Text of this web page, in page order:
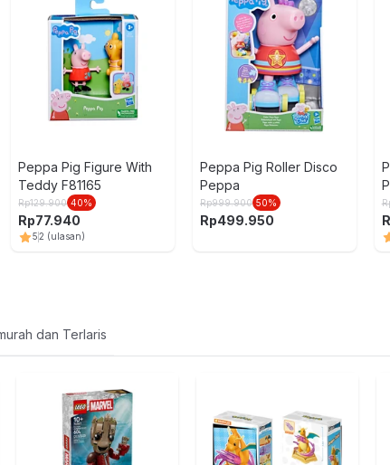
Peppa Pig Figure With
Teddy F81165
Rp129.900 40%
Rp77.940
52 (ulasan)
Peppa Pig Roller Disco
Peppa
Rp999.900 50%
Rp499.950
dan Terlaris